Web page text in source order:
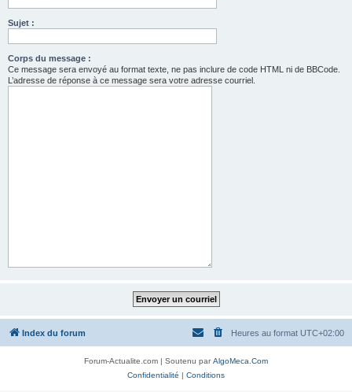
Sujet :
Corps du message :
Ce message sera envoyé au format texte, ne pas inclure de code HTML ni de BBCode.
L’adresse de réponse à ce message sera votre adresse courriel.
Index du forum Heures au format UTC+02:00
Forum-Actualite.com | Soutenu parAlgoMeca.Com
Confidentialité | Conditions